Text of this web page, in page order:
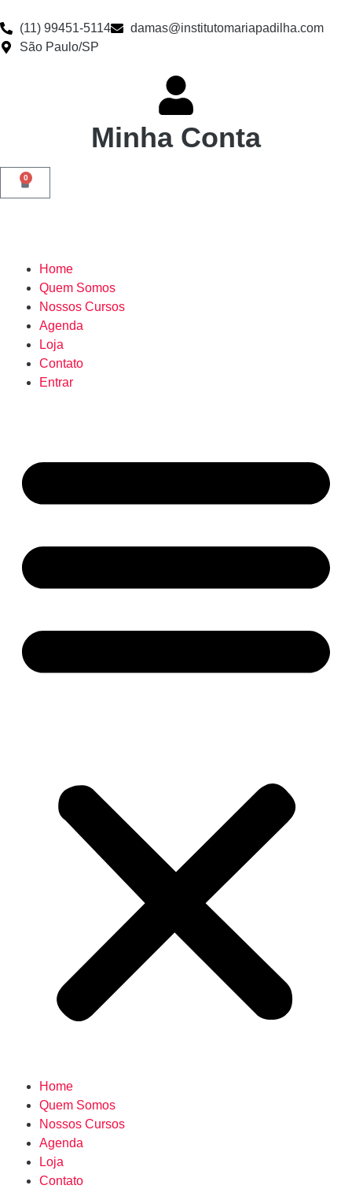
(11) 99451-5114
damas@institutomariapadilha.com
São Paulo/SP
Minha Conta
0
Home
Quem Somos
Nossos Cursos
Agenda
Loja
Contato
Entrar
Home
Quem Somos
Nossos Cursos
Agenda
Loja
Contato